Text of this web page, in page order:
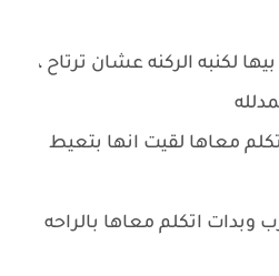
لكنبه الركنه عشان ترتاح ،
معاها لقيت انها بتعيط
وبدات اتكلم معاها بالراحه